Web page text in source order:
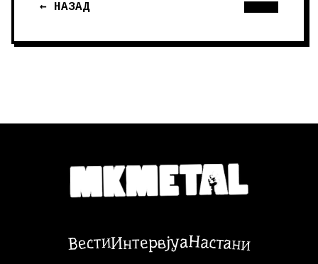
← НАЗАД
ВестиИнтервјуаНастани